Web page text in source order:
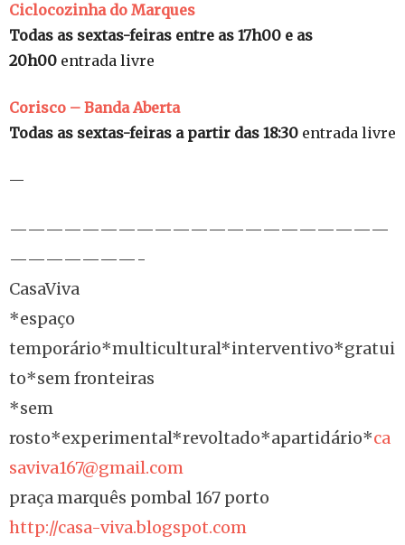
Ciclocozinha do Marques
Todas as sextas-feiras entre as 17h00 e as
20h00 entrada livre
Corisco – Banda Aberta
Todas as sextas-feiras a partir das 18:30 entrada livre
—
—————————————————————
———————-
CasaViva
*espaço
temporário*multicultural*interventivo*gratui
to*sem fronteiras
*sem
rosto*experimental*revoltado*apartidário*ca
saviva167@gmail.com
praça marquês pombal 167 porto
http://casa-viva.blogspot.com